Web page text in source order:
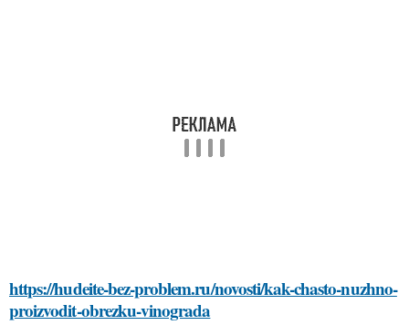
https://hudeite-bez-problem.ru/novosti/kak-chasto-nuzhno-
proizvodit-obrezku-vinograda